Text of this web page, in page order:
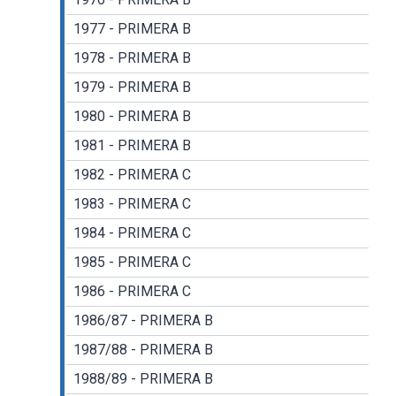
1977 - PRIMERA B
1978 - PRIMERA B
1979 - PRIMERA B
1980 - PRIMERA B
1981 - PRIMERA B
1982 - PRIMERA C
1983 - PRIMERA C
1984 - PRIMERA C
1985 - PRIMERA C
1986 - PRIMERA C
1986/87 - PRIMERA B
1987/88 - PRIMERA B
1988/89 - PRIMERA B